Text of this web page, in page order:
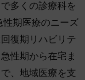
多くの診療科を
性期医療のニーズ
復期リハビリテ
性期から在宅ま
、地域医療を支